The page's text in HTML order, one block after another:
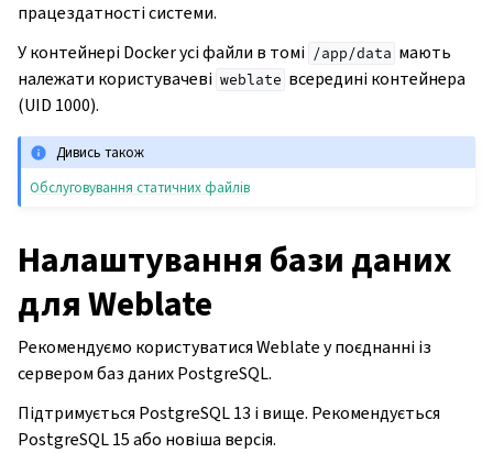
працездатності системи.
У контейнері Docker усі файли в томі /app/data мають
належати користувачеві weblate всередині контейнера
(UID 1000).
Дивись також
Обслуговування статичних файлів
Налаштування бази даних
для Weblate
Рекомендуємо користуватися Weblate у поєднанні із
сервером баз даних PostgreSQL.
Підтримується PostgreSQL 13 і вище. Рекомендується
PostgreSQL 15 або новіша версія.